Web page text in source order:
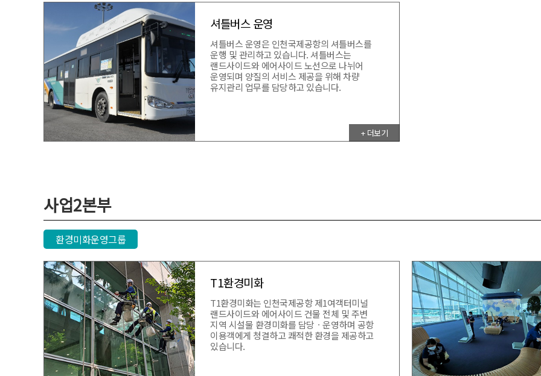
셔틀버스 운영
셔틀버스 운영은 인천국제공항의 셔틀버스를
운행 및 관리하고 있습니다. 셔틀버스는
랜드사이드와 에어사이드 노선으로 나뉘어
운영되며 양질의 서비스 제공을 위해 차량
유지관리 업무를 담당하고 있습니다.
+ 더보기
사업2본부
환경미화운영그룹
T1환경미화
T1환경미화는 인천국제공항 제1여객터미널
랜드사이드와 에어사이드 건물 전체 및 주변
지역 시설물 환경미화를 담당ㆍ운영하며 공항
이용객에게 청결하고 쾌적한 환경을 제공하고
있습니다.